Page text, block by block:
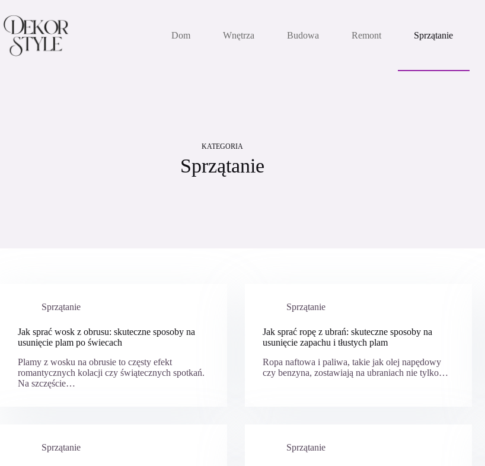
do
treści
Dom
Wnętrza Budowa Remont Sprzątanie
KATEGORIA
Sprzątanie
Sprzątanie
Jak sprać wosk z obrusu: skuteczne sposoby na
usunięcie plam po świecach
Plamy z wosku na obrusie to częsty efekt
romantycznych kolacji czy świątecznych spotkań.
Na szczęście…
Sprzątanie
Jak sprać ropę z ubrań: skuteczne sposoby na
usunięcie zapachu i tłustych plam
Ropa naftowa i paliwa, takie jak olej napędowy
czy benzyna, zostawiają na ubraniach nie tylko…
Sprzątanie Sprzątanie